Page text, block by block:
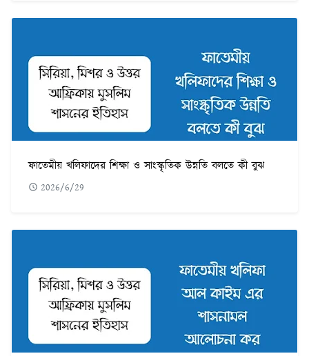
ফাতেমীয় খলিফাদের শিক্ষা ও সাংস্কৃতিক উন্নতি বলতে কী বুঝ
2026/6/29